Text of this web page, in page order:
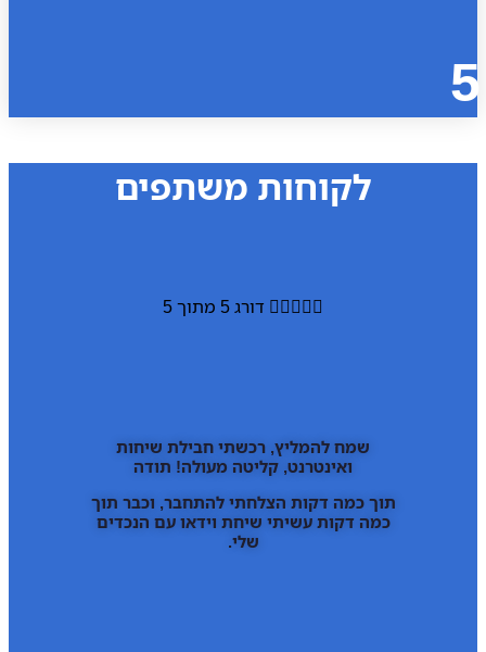
לקוחות משתפים
 דורג 5 מתוך 5
שמח להמליץ, רכשתי חבילת שיחות
ואינטרנט, קליטה מעולה! תודה
תוך כמה דקות הצלחתי להתחבר, וכבר תוך
כמה דקות עשיתי שיחת וידאו עם הנכדים
שלי.